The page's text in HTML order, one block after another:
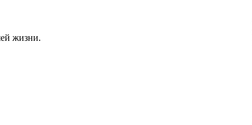
жизни.